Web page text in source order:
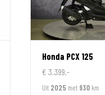
Honda PCX 125
€ 3.399,-
Uit 2025 met 930 km